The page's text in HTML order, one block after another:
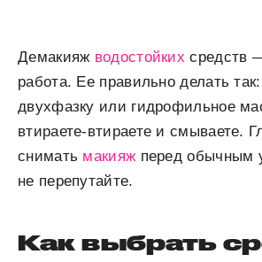
Демакияж водостойких средств
работа. Ее правильно делать
двухфазку или гидрофильное
втираете-втираете и смываете.
снимать макияж перед обычным
не перепутайте.
Как выбрать